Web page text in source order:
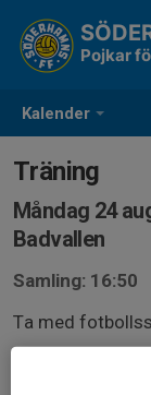
Kalender
Pojkar
Träning
Måndag 24
Badvallen
Samling: 16:50
Ta med